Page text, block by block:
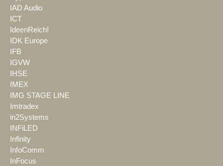
IAD Audio
ICT
IdeenReich!
IDK Europe
IFB
IGVW
IHSE
IMEX
IMG STAGE LINE
Imtradex
in2Systems
INFiLED
Infinity
InfoComm
InFocus